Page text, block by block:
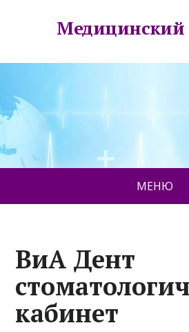
Медицинский
МЕНЮ
ВиА Дент
кабинет